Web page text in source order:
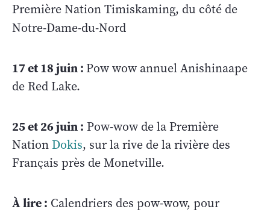
Première Nation Timiskaming, du côté de
Notre-Dame-du-Nord
17 et 18 juin : Pow wow annuel Anishinaape
de Red Lake.
25 et 26 juin : Pow-wow de la Première
Nation Dokis, sur la rive de la rivière des
Français près de Monetville.
À lire : Calendriers des pow-wow, pour